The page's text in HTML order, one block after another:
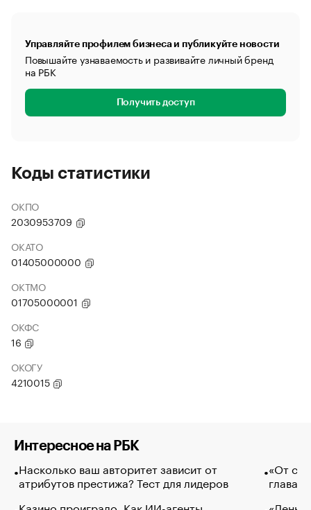
Управляйте профилем бизнеса и публикуйте новости
Повышайте узнаваемость и развивайте личный бренд
на РБК
Получить доступ
Коды статистики
ОКПО
2030953709
ОКАТО
01405000000
ОКТМО
01705000001
ОКФС
16
ОКОГУ
4210015
Интересное на РБК
Насколько ваш авторитет зависит от
атрибутов престижа? Тест для лидеров
«От
глава